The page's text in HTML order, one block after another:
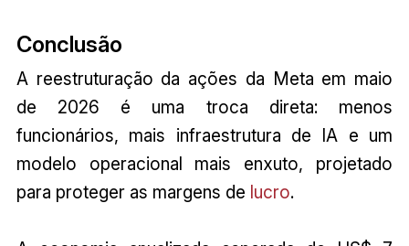
Conclusão
A reestruturação da ações da Meta em maio
de 2026 é uma troca direta: menos
funcionários, mais infraestrutura de IA e um
modelo operacional mais enxuto, projetado
para proteger as margens de lucro.